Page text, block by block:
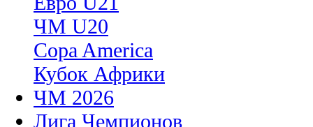
ЧМ U20
Copa America
Кубок Африки
ЧМ 2026
Лига Чемпионов